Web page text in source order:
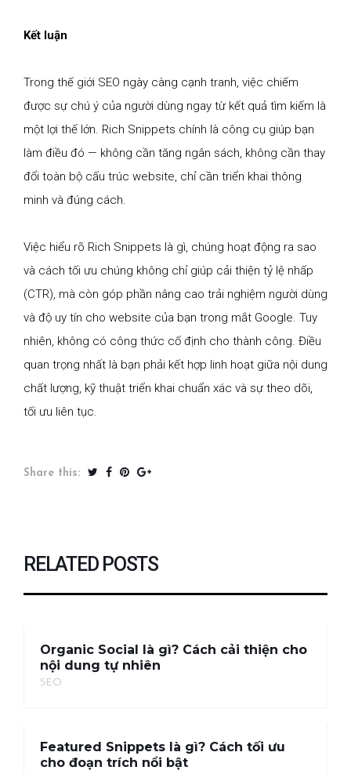
Kết luận
Trong thế giới SEO ngày càng cạnh tranh, việc chiếm
được sự chú ý của người dùng ngay từ kết quả tìm kiếm là
một lợi thế lớn. Rich Snippets chính là công cụ giúp bạn
làm điều đó — không cần tăng ngân sách, không cần thay
đổi toàn bộ cấu trúc website, chỉ cần triển khai thông
minh và đúng cách.
Việc hiểu rõ Rich Snippets là gì, chúng hoạt động ra sao
và cách tối ưu chúng không chỉ giúp cải thiện tỷ lệ nhấp
(CTR), mà còn góp phần nâng cao trải nghiệm người dùng
và độ uy tín cho website của bạn trong mắt Google. Tuy
nhiên, không có công thức cố định cho thành công. Điều
quan trọng nhất là bạn phải kết hợp linh hoạt giữa nội dung
chất lượng, kỹ thuật triển khai chuẩn xác và sự theo dõi,
tối ưu liên tục.
Share this:
RELATED POSTS
Organic Social là gì? Cách cải thiện cho
nội dung tự nhiên
SEO
Featured Snippets là gì? Cách tối ưu
cho đoạn trích nổi bật